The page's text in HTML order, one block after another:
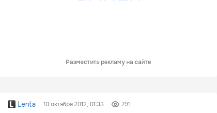
Разместить рекламу на сайте
Lenta 10 октября 2012, 01:33 791